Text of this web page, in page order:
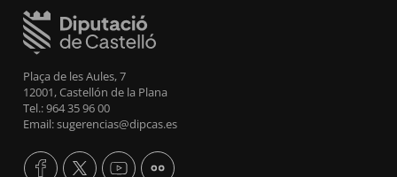
Plaça de les Aules, 7
12001, Castellón de la Plana
Tel.: 964 35 96 00
Email: sugerencias@dipcas.es